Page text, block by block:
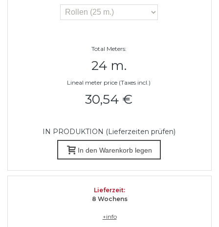
Total Meters:
24 m.
Lineal meter price (Taxes incl.)
30,54 €
IN PRODUKTION (Lieferzeiten prüfen)
In den Warenkorb legen
Lieferzeit:
8 Wochens
+info